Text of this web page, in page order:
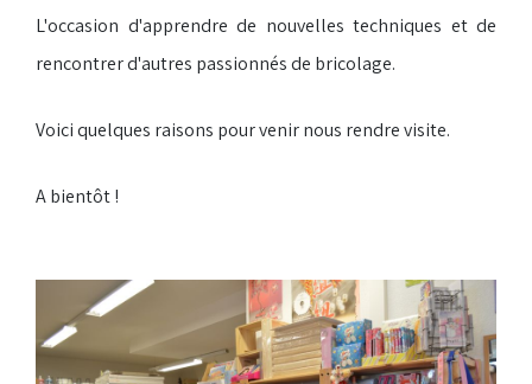
L'occasion d'apprendre de nouvelles techniques et de
rencontrer d'autres passionnés de bricolage.
Voici quelques raisons pour venir nous rendre visite.
A bientôt !